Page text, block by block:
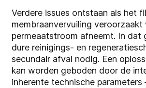
Verdere issues ontstaan als het
membraanvervuiling
permeaatstroom afneemt. In dat
dure reinigings- en
secundair afval nodig. Een
kan worden geboden door de
inherente technische